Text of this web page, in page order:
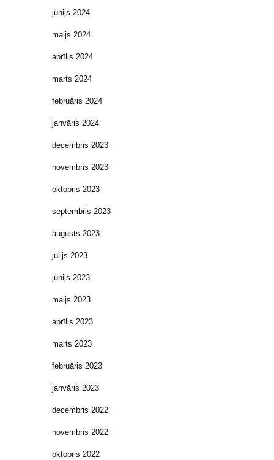
jūnijs 2024
maijs 2024
aprīlis 2024
marts 2024
februāris 2024
janvāris 2024
decembris 2023
novembris 2023
oktobris 2023
septembris 2023
augusts 2023
jūlijs 2023
jūnijs 2023
maijs 2023
aprīlis 2023
marts 2023
februāris 2023
janvāris 2023
decembris 2022
novembris 2022
oktobris 2022